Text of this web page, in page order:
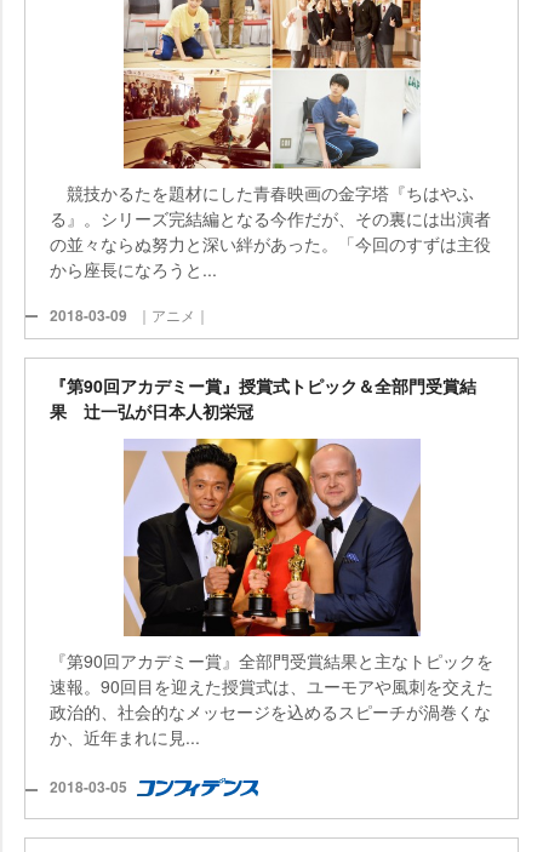
競技かるたを題材にした青春映画の金字塔『ちはやふ
る』。シリーズ完結編となる今作だが、その裏には出演者
の並々ならぬ努力と深い絆があった。「今回のすずは主役
から座長になろうと...
2018-03-09 ｜アニメ｜
『第90回アカデミー賞』授賞式トピック＆全部門受賞結
果 辻一弘が日本人初栄冠
『第90回アカデミー賞』全部門受賞結果と主なトピックを
速報。90回目を迎えた授賞式は、ユーモアや風刺を交えた
政治的、社会的なメッセージを込めるスピーチが渦巻くな
か、近年まれに見...
2018-03-05